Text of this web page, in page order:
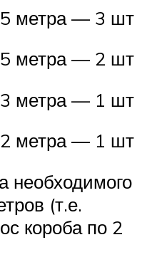
метра — 3 шт
метра — 2 шт
метра — 1 шт
метра — 1 шт
необходимого
(т.е.
короба по 2